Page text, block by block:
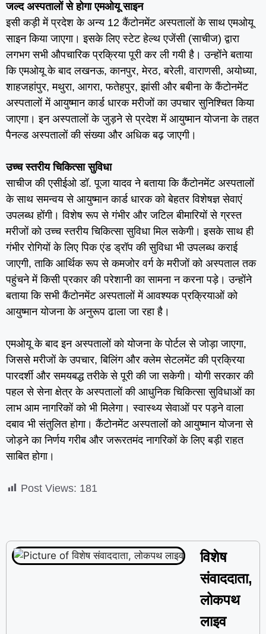
जल्द अस्पतालों से होगा एमओयू साइन
इसी कड़ी में प्रदेश के अन्य 12 कैंटोनमेंट अस्पतालों के साथ एमओयू
साइन किया जाएगा। इसके लिए स्टेट हेल्थ एजेंसी (साचीज) द्वारा
लगभग सभी औपचारिक प्रक्रिया पूरी कर ली गयी है। उन्होंने बताया
कि एमओयू के बाद लखनऊ, कानपुर, मेरठ, बरेली, वाराणसी, अयोध्या,
शाहजहांपुर, मथुरा, आगरा, फतेहपुर, झांसी और बबीना के कैंटोनमेंट
अस्पतालों में आयुष्मान कार्ड धारक मरीजों का उपचार सुनिश्चित किया
जाएगा। इन अस्पतालों के जुड़ने से प्रदेश में आयुष्मान योजना के तहत
पैनल्ड अस्पतालों की संख्या और अधिक बढ़ जाएगी।
उच्च स्तरीय चिकित्सा सुविधा
साचीज की एसीईओ डॉ. पूजा यादव ने बताया कि कैंटोनमेंट अस्पतालों
के साथ समन्वय से आयुष्मान कार्ड धारक को बेहतर विशेषज्ञ सेवाएं
उपलब्ध होंगी। विशेष रूप से गंभीर और जटिल बीमारियों से ग्रस्त
मरीजों को उच्च स्तरीय चिकित्सा सुविधा मिल सकेगी। इसके साथ ही
गंभीर रोगियों के लिए पिक एंड ड्रॉप की सुविधा भी उपलब्ध कराई
जाएगी, ताकि आर्थिक रूप से कमजोर वर्ग के मरीजों को अस्पताल तक
पहुंचने में किसी प्रकार की परेशानी का सामना न करना पड़े। उन्होंने
बताया कि सभी कैंटोनमेंट अस्पतालों में आवश्यक प्रक्रियाओं को
आयुष्मान योजना के अनुरूप ढाला जा रहा है।
एमओयू के बाद इन अस्पतालों को योजना के पोर्टल से जोड़ा जाएगा,
जिससे मरीजों के उपचार, बिलिंग और क्लेम सेटलमेंट की प्रक्रिया
पारदर्शी और समयबद्ध तरीके से पूरी की जा सकेगी। योगी सरकार की
पहल से सेना क्षेत्र के अस्पतालों की आधुनिक चिकित्सा सुविधाओं का
लाभ आम नागरिकों को भी मिलेगा। स्वास्थ्य सेवाओं पर पड़ने वाला
दबाव भी संतुलित होगा। कैंटोनमेंट अस्पतालों को आयुष्मान योजना से
जोड़ने का निर्णय गरीब और जरूरतमंद नागरिकों के लिए बड़ी राहत
साबित होगा।
Post Views: 181
विशेष
संवाददाता,
लोकपथ
लाइव